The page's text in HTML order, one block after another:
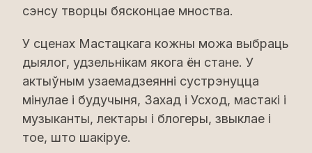
сэнсу творцы бясконцае мноства.
У сценах Мастацкага кожны можа выбраць
дыялог, удзельнікам якога ён стане. У
актыўным узаемадзеянні сустрэнуцца
мінулае і будучыня, Захад і Усход, мастакі і
музыканты, лектары і блогеры, звыклае і
тое, што шакіруе.